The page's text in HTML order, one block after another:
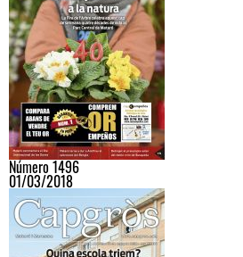
Número 1496
01/03/2018